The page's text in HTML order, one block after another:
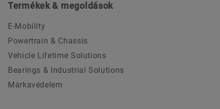
Termékek & megoldások
E-Mobility
Powertrain & Chassis
Vehicle Lifetime Solutions
Bearings & Industrial Solutions
Márkavédelem